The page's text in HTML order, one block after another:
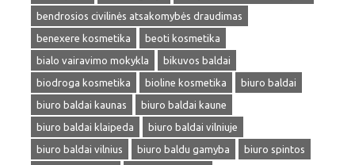
bendrosios civilinės atsakomybės draudimas
benexere kosmetika
beoti kosmetika
bialo vairavimo mokykla
bikuvos baldai
biodroga kosmetika
bioline kosmetika
biuro baldai
biuro baldai kaunas
biuro baldai kaune
biuro baldai klaipeda
biuro baldai vilniuje
biuro baldai vilnius
biuro baldu gamyba
biuro spintos